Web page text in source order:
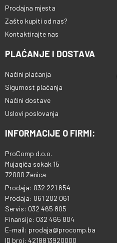
Prodajna mjesta
Zašto kupiti od nas?
Kontaktirajte nas
PLAĆANJE I DOSTAVA
Načini plaćanja
Sigurnost plaćanja
Načini dostave
Uslovi poslovanja
INFORMACIJE O FIRMI:
ProComp d.o.o.
Mujagića sokak 15
72000 Zenica
Prodaja: 032 221 654
Prodaja: 061 202 061
Servis: 032 465 805
Finansije: 032 465 804
E-mail: prodaja@procomp.ba
ID broj: 4218813920000